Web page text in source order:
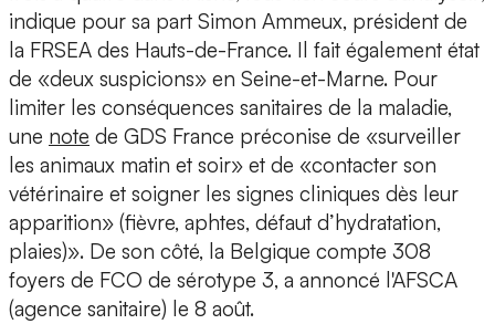
indique pour sa part Simon Ammeux, président de
la FRSEA des Hauts-de-France. Il fait également état
de «deux suspicions» en Seine-et-Marne. Pour
limiter les conséquences sanitaires de la maladie,
une note de GDS France préconise de «surveiller
les animaux matin et soir» et de «contacter son
vétérinaire et soigner les signes cliniques dès leur
apparition» (fièvre, aphtes, défaut d’hydratation,
plaies)». De son côté, la Belgique compte 308
foyers de FCO de sérotype 3, a annoncé l'AFSCA
(agence sanitaire) le 8 août.